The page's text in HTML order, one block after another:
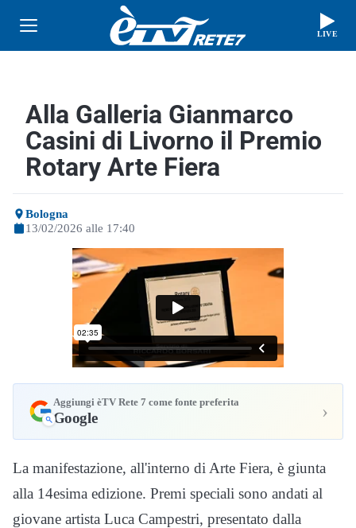
LIVE
Alla Galleria Gianmarco
Casini di Livorno il Premio
Rotary Arte Fiera
Bologna
13/02/2026 alle 17:40
Aggiungi èTV Rete 7 come fonte preferita
Google ›
La manifestazione, all'interno di Arte Fiera, è giunta
alla 14esima edizione. Premi speciali sono andati al
giovane artista Luca Campestri, presentato dalla